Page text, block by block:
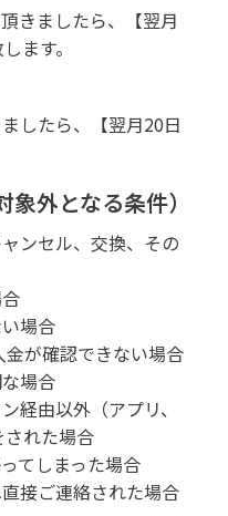
きましたら、【翌月
ます。
したら、【翌月20日
外となる条件）
ンセル、交換、その
場合
が確認できない場合
場合
経由以外（アプリ、
れた場合
てしまった場合
接ご連絡された場合